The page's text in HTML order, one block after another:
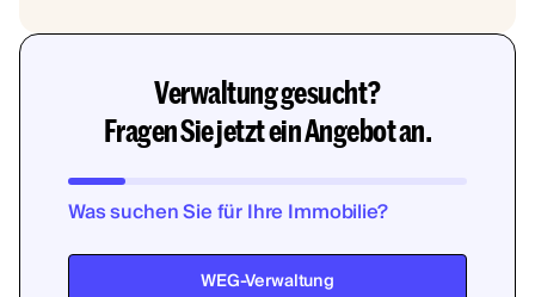
Verwaltung gesucht?
Fragen Sie jetzt ein Angebot an.
Was suchen Sie für Ihre Immobilie?
WEG-Verwaltung